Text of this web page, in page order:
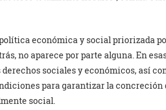
económica y social priorizada
no aparece por parte alguna. En
sociales y económicos, así
para garantizar la
social.